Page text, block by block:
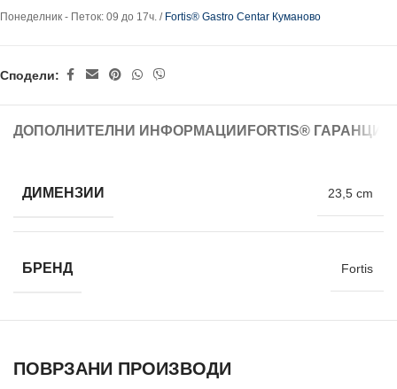
Понеделник - Петок: 09 до 17ч. / Fortis® Gastro Centar Куманово
Сподели:
ДОПОЛНИТЕЛНИ ИНФОРМАЦИИ FORTIS®
ДИМЕНЗИИ 23,5 cm
БРЕНД Fortis
ПОВРЗАНИ ПРОИЗВОДИ